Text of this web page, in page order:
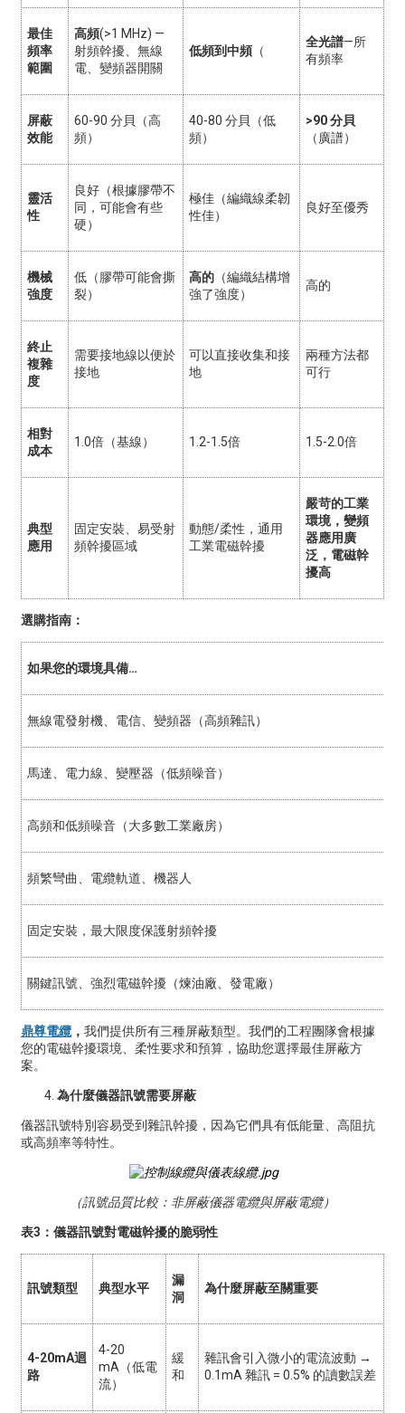
最佳
頻率
範圍
高頻(>1 MHz) —
射頻幹擾、無線
電、變頻器開關
低頻到中頻（
全光譜—所
有頻率
屏蔽
效能
60-90 分貝（高
頻）
40-80 分貝（低
頻）
>90 分貝
（廣譜）
靈活
性
良好（根據膠帶不
同，可能會有些
硬）
極佳（編織線柔韌
性佳）
良好至優秀
機械
強度
低（膠帶可能會撕
裂）
高的（編織結構增
強了強度）
高的
終止
複雜
度
需要接地線以便於
接地
可以直接收集和接
地
兩種方法都
可行
相對
成本
1.0倍（基線） 1.2-1.5倍 1.5-2.0倍
典型
應用
固定安裝、易受射
頻幹擾區域
動態/柔性，通用
工業電磁幹擾
嚴苛的工業
環境，變頻
器應用廣
泛，電磁幹
擾高
選購指南：
如果您的環境具備…
無線電發射機、電信、變頻器（高頻雜訊）
馬達、電力線、變壓器（低頻噪音）
高頻和低頻噪音（大多數工業廠房）
頻繁彎曲、電纜軌道、機器人
固定安裝，最大限度保護射頻幹擾
關鍵訊號、強烈電磁幹擾（煉油廠、發電廠）
鼎尊電纜， 我們提供所有三種屏蔽類型。我們的工程團隊會根據
您的電磁幹擾環境、柔性要求和預算，協助您選擇最佳屏蔽方
案。
為什麼儀器訊號需要屏蔽
儀器訊號特別容易受到雜訊幹擾，因為它們具有低能量、高阻抗
或高頻率等特性。
（訊號品質比較：非屏蔽儀器電纜與屏蔽電纜）
表3：儀器訊號對電磁幹擾的脆弱性
訊號類型 典型水平
漏
洞
為什麼屏蔽至關重要
4-20mA迴
路
4-20
mA（低電
流）
緩
和
雜訊會引入微小的電流波動 →
0.1mA 雜訊 = 0.5% 的讀數誤差